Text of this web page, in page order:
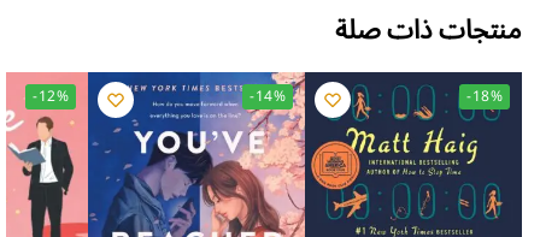
منتجات ذات صلة
-18%
-14%
-12%